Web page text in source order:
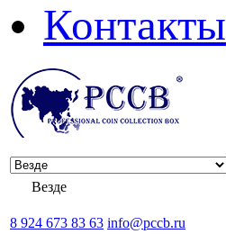
Контакты
Везде
8 924 673 83 63 info@pccb.ru